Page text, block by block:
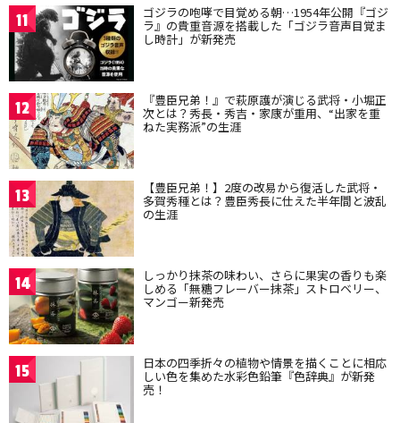
11 ゴジラの咆哮で目覚める朝…1954年公開『ゴジ
ラ』の貴重音源を搭載した「ゴジラ音声目覚ま
し時計」が新発売
12 『豊臣兄弟！』で萩原護が演じる武将・小堀正
次とは？秀長・秀吉・家康が重用、“出家を重
ねた実務派”の生涯
13 【豊臣兄弟！】2度の改易から復活した武将・
多賀秀種とは？豊臣秀長に仕えた半年間と波乱
の生涯
14 しっかり抹茶の味わい、さらに果実の香りも楽
しめる「無糖フレーバー抹茶」ストロベリー、
マンゴー新発売
15 日本の四季折々の植物や情景を描くことに相応
しい色を集めた水彩色鉛筆『色辞典』が新発
売！